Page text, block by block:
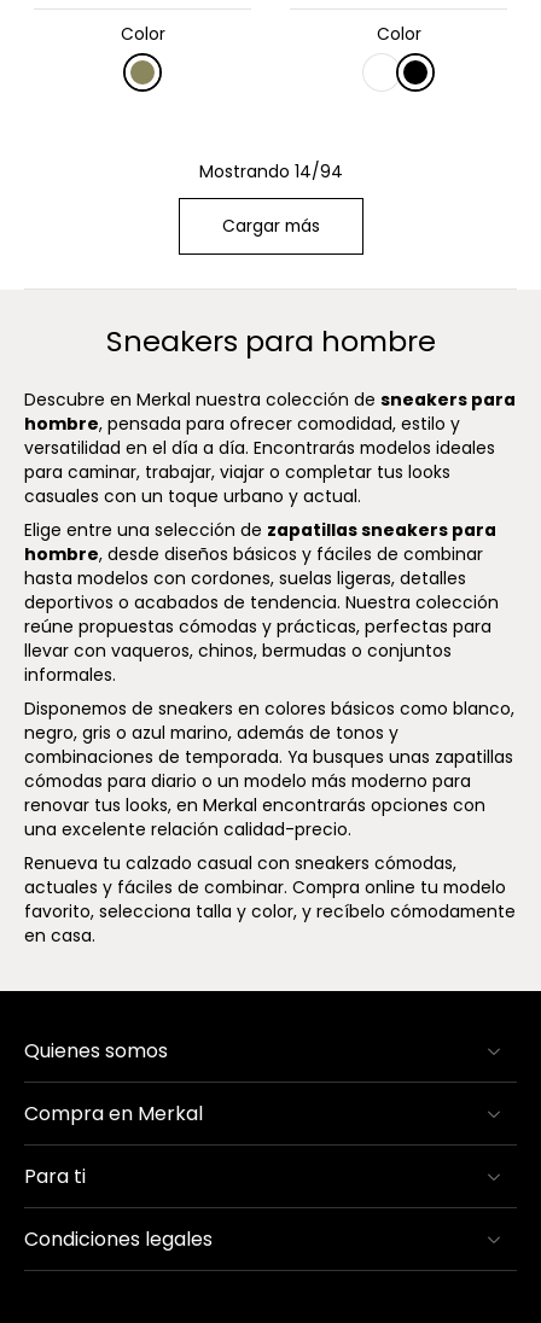
Color Color
Mostrando 14/94
Cargar más
Sneakers para hombre
Descubre en Merkal nuestra colección de sneakers para
hombre, pensada para ofrecer comodidad, estilo y
versatilidad en el día a día. Encontrarás modelos ideales
para caminar, trabajar, viajar o completar tus looks
casuales con un toque urbano y actual.
Elige entre una selección de zapatillas sneakers para
hombre, desde diseños básicos y fáciles de combinar
hasta modelos con cordones, suelas ligeras, detalles
deportivos o acabados de tendencia. Nuestra colección
reúne propuestas cómodas y prácticas, perfectas para
llevar con vaqueros, chinos, bermudas o conjuntos
informales.
Disponemos de sneakers en colores básicos como blanco,
negro, gris o azul marino, además de tonos y
combinaciones de temporada. Ya busques unas zapatillas
cómodas para diario o un modelo más moderno para
renovar tus looks, en Merkal encontrarás opciones con
una excelente relación calidad-precio.
Renueva tu calzado casual con sneakers cómodas,
actuales y fáciles de combinar. Compra online tu modelo
favorito, selecciona talla y color, y recíbelo cómodamente
en casa.
Quienes somos
Compra en Merkal
Para ti
Condiciones legales